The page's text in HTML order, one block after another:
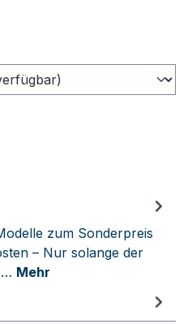
zum Sonderpreis
– Nur solange der
Mehr